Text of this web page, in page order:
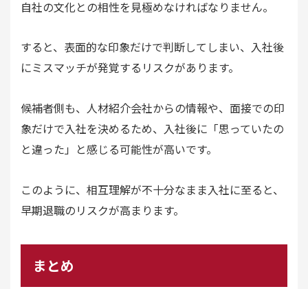
自社の文化との相性を見極めなければなりません。
すると、表面的な印象だけで判断してしまい、入社後
にミスマッチが発覚するリスクがあります。
候補者側も、人材紹介会社からの情報や、面接での印
象だけで入社を決めるため、入社後に「思っていたの
と違った」と感じる可能性が高いです。
このように、相互理解が不十分なまま入社に至ると、
早期退職のリスクが高まります。
まとめ